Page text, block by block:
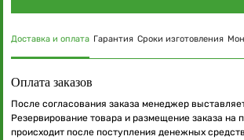
Доставка и оплата Гарантия Сроки изготовления
Оплата заказов
После согласования заказа менеджер
Резервирование товара и размещение заказа на
происходит после поступления денежных